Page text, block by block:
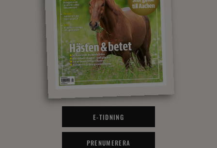
E-TIDNING
PRENUMERERA